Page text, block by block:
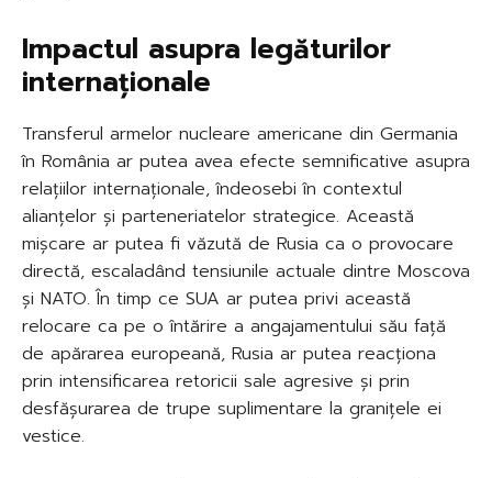
Impactul asupra legăturilor
internaționale
Transferul armelor nucleare americane din Germania
în România ar putea avea efecte semnificative asupra
relațiilor internaționale, îndeosebi în contextul
alianțelor și parteneriatelor strategice. Această
mișcare ar putea fi văzută de Rusia ca o provocare
directă, escaladând tensiunile actuale dintre Moscova
și NATO. În timp ce SUA ar putea privi această
relocare ca pe o întărire a angajamentului său față
de apărarea europeană, Rusia ar putea reacționa
prin intensificarea retoricii sale agresive și prin
desfășurarea de trupe suplimentare la granițele ei
vestice.